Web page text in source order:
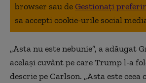
browser sau deGestionați
sa accepti cookie-urile social
„Asta nu este nebunie”, a adăugat
acelaşi cuvânt pe care Trump l-a
descrie pe Carlson. „Asta este ceea